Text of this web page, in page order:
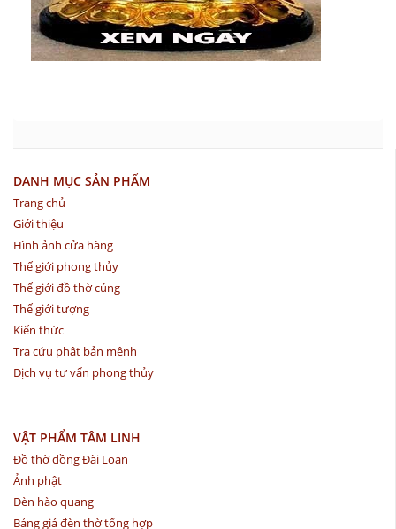
DANH MỤC SẢN PHẨM
Trang chủ
Giới thiệu
Hình ảnh cửa hàng
Thế giới phong thủy
Thế giới đồ thờ cúng
Thế giới tượng
Kiến thức
Tra cứu phật bản mệnh
Dịch vụ tư vấn phong thủy
VẬT PHẨM TÂM LINH
Đồ thờ đồng Đài Loan
Ảnh phật
Đèn hào quang
Bảng giá đèn thờ tổng hợp